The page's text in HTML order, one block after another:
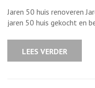
Jaren 50 huis renoveren
jaren 50 huis gekocht en
LEES VERDER